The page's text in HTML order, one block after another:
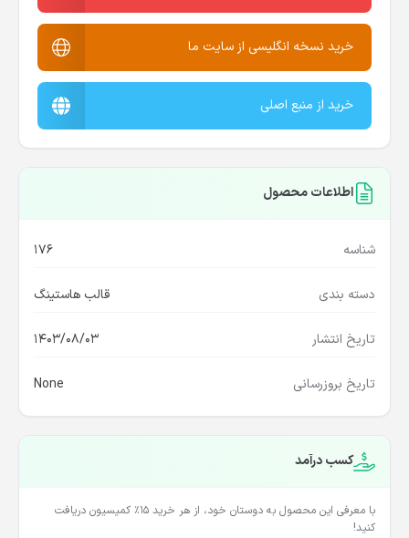
خرید نسخه انگلیسی از سایت ما
خرید از منبع اصلی
اطلاعات محصول
شناسه 176
دسته بندی قالب هاستینگ
تاریخ انتشار 1403/08/03
تاریخ بروزرسانی None
کسب درآمد
با معرفی این محصول به دوستان خود، از هر خرید ۱۵٪ کمیسیون دریافت
کنید!